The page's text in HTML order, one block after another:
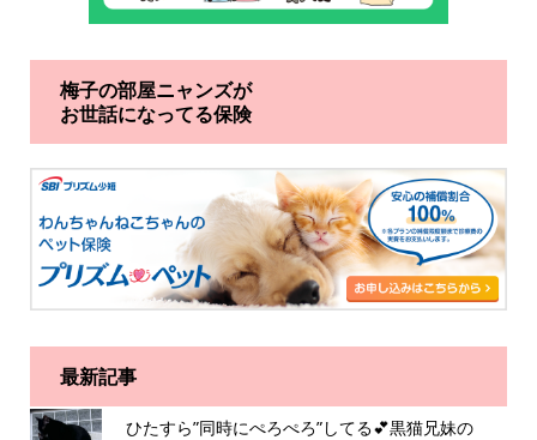
梅子の部屋ニャンズが
お世話になってる保険
最新記事
ひたすら”同時にぺろぺろ”してる💕黒猫兄妹の